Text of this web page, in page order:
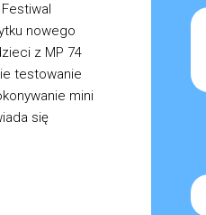
nowego
z MP 74
testowanie
mini
się